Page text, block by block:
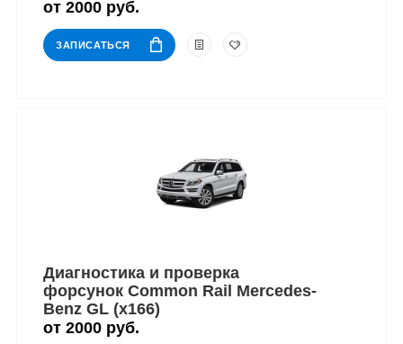
от 2000 руб.
ЗАПИСАТЬСЯ
Диагностика и проверка
форсунок Common Rail Mercedes-
Benz GL (x166)
от 2000 руб.